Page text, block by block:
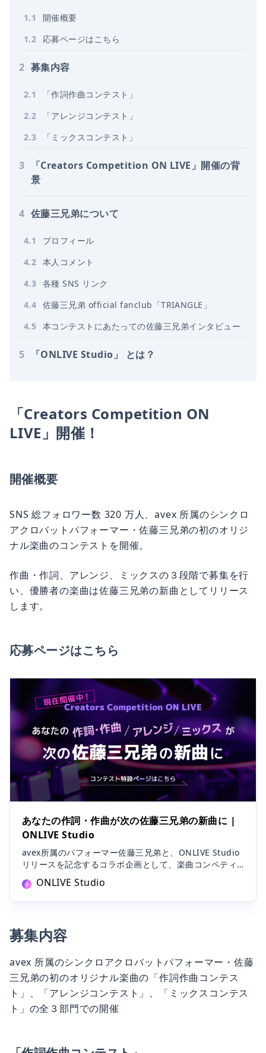
1.1
開催概要
1.2 応募ページはこちら
2 募集内容
2.1
「作詞作曲コンテスト」
2.2
「アレンジコンテスト」
2.3 「ミックスコンテスト」
3
「Creators Competition ON LIVE」開催の背
景
4 佐藤三兄弟について
4.1
プロフィール
4.2 本人コメント
4.3 各種 SNS リンク
4.4 佐藤三兄弟 official fanclub「TRIANGLE」
4.5 本コンテストにあたっての佐藤三兄弟インタビュー
5 「ONLIVE Studio」 とは？
「Creators Competition ON
LIVE」開催！
開催概要
SNS 総フォロワー数 320 万人、avex 所属のシンクロ
アクロバットパフォーマー・佐藤三兄弟の初のオリジ
ナル楽曲のコンテストを開催。
作曲・作詞、アレンジ、ミックスの３段階で募集を行
い、優勝者の楽曲は佐藤三兄弟の新曲としてリリース
します。
応募ページはこちら
あなたの作詞・作曲が次の佐藤三兄弟の新曲に |
ONLIVE Studio
avex所属のパフォーマー佐藤三兄弟と、ONLIVE Studio
リリースを記念するコラボ企画として、楽曲コンペティ
ションを開催！作詞・作曲、アレンジ、ミックスの３段
階で募集を行い、優勝者の楽曲は佐藤三兄弟の初のオリ
ジナル曲としてリリースされます！あなたも佐藤三兄弟
ONLIVE Studio
募集内容
avex 所属のシンクロアクロバットパフォーマー・佐藤
三兄弟の初のオリジナル楽曲の「作詞作曲コンテス
ト」、「アレンジコンテスト」、「ミックスコンテス
ト」の全３部門での開催